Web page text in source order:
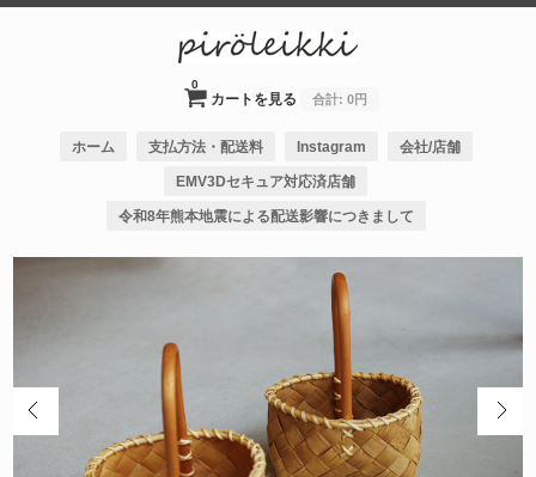
カートを見る
0
合計: 0円
ホーム 支払方法・配送料 Instagram 会社/店舗
EMV3Dセキュア対応済店舗
令和8年熊本地震による配送影響につきまして